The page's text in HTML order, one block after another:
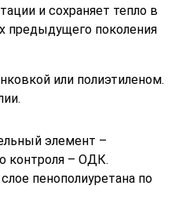
и сохраняет тепло в
предыдущего поколения
или полиэтиленом.
элемент –
контроля – ОДК.
пенополиуретана по